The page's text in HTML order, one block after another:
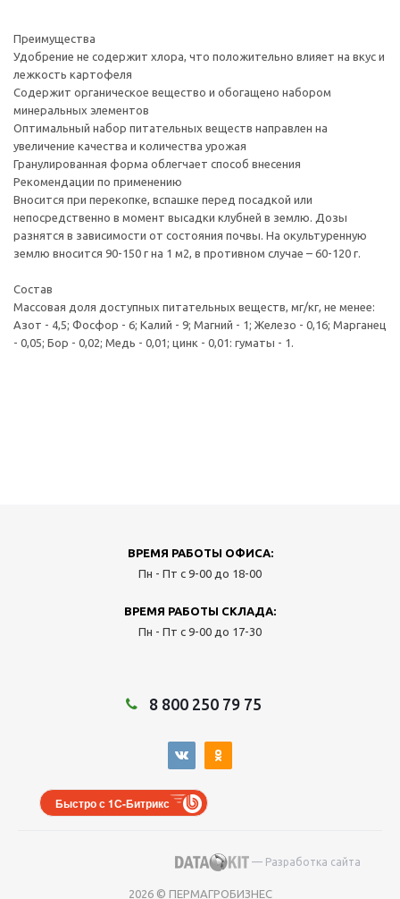
Преимущества
Удобрение не содержит хлора, что положительно влияет на вкус и
лежкость картофеля
Содержит органическое вещество и обогащено набором
минеральных элементов
Оптимальный набор питательных веществ направлен на
увеличение качества и количества урожая
Гранулированная форма облегчает способ внесения
Рекомендации по применению
Вносится при перекопке, вспашке перед посадкой или
непосредственно в момент высадки клубней в землю. Дозы
разнятся в зависимости от состояния почвы. На окультуренную
землю вносится 90-150 г на 1 м2, в противном случае – 60-120 г.
Состав
Массовая доля доступных питательных веществ, мг/кг, не менее:
Азот - 4,5; Фосфор - 6; Калий - 9; Магний - 1; Железо - 0,16; Марганец
- 0,05; Бор - 0,02; Медь - 0,01; цинк - 0,01: гуматы - 1.
ВРЕМЯ РАБОТЫ ОФИСА:
Пн - Пт с 9-00 до 18-00
ВРЕМЯ РАБОТЫ СКЛАДА:
Пн - Пт с 9-00 до 17-30
8 800 250 79 75
Быстро с 1С-Битрикс
— Разработка сайта
2026 © ПЕРМАГРОБИЗНЕС